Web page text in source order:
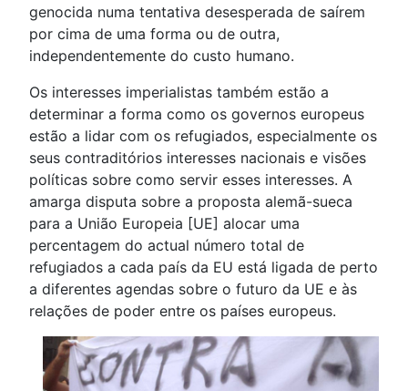
genocida numa tentativa desesperada de saírem
por cima de uma forma ou de outra,
independentemente do custo humano.
Os interesses imperialistas também estão a
determinar a forma como os governos europeus
estão a lidar com os refugiados, especialmente os
seus contraditórios interesses nacionais e visões
políticas sobre como servir esses interesses. A
amarga disputa sobre a proposta alemã-sueca
para a União Europeia [UE] alocar uma
percentagem do actual número total de
refugiados a cada país da EU está ligada de perto
a diferentes agendas sobre o futuro da UE e às
relações de poder entre os países europeus.